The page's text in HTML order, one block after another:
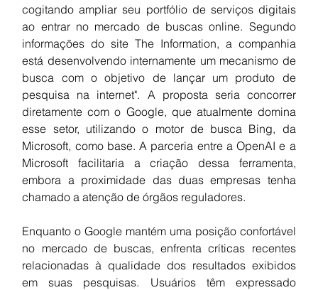
cogitando ampliar seu portfólio de serviços digitais
ao entrar no mercado de buscas online. Segundo
informações do site The Information, a companhia
está desenvolvendo internamente um mecanismo de
busca com o objetivo de lançar um produto de
pesquisa na internet". A proposta seria concorrer
diretamente com o Google, que atualmente domina
esse setor, utilizando o motor de busca Bing, da
Microsoft, como base. A parceria entre a OpenAI e a
Microsoft facilitaria a criação dessa ferramenta,
embora a proximidade das duas empresas tenha
chamado a atenção de órgãos reguladores.
Enquanto o Google mantém uma posição confortável
no mercado de buscas, enfrenta críticas recentes
relacionadas à qualidade dos resultados exibidos
em suas pesquisas. Usuários têm expressado